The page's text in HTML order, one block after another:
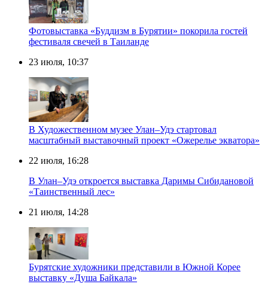
Фотовыставка «Буддизм в Бурятии» покорила гостей
фестиваля свечей в Таиланде
23 июля, 10:37
В Художественном музее Улан–Удэ стартовал
масштабный выставочный проект «Ожерелье экватора»
22 июля, 16:28
В Улан–Удэ откроется выставка Даримы Сибидановой
«Таинственный лес»
21 июля, 14:28
Бурятские художники представили в Южной Корее
выставку «Душа Байкала»